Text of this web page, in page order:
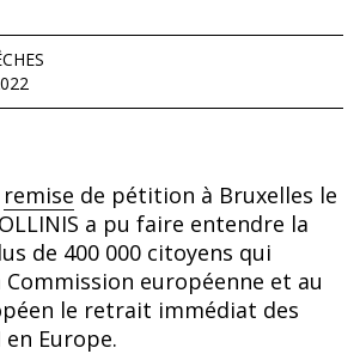
remise de pétition à Bruxelles le
a pu faire entendre la
de 400 000 citoyens qui
européenne et au
le retrait immédiat des
en Europe.